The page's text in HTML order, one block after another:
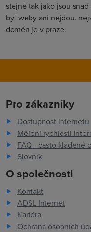
stejně tak jako jsou
byť weby ani nejdou.
domén je v praze.
Pro zákazníky
Dostupnost internetu
Měření rychlosti
FAQ - často kladené
Slovník
O společnosti
Kontakt
ADSL Internet
Kariéra
Ochrana osobních